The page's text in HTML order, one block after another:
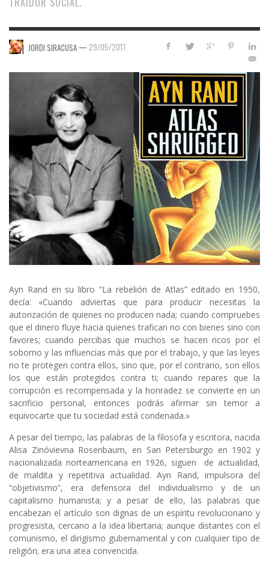
JORDI SIRACUSA — 29/05/2017
Ayn Rand en su libro “La rebelión de Atlas” editado en 1950,
decía: «Cuando adviertas que para producir necesitas la
autorización de quienes no producen nada; cuando compruebes
que el dinero fluye hacia quienes trafican no con bienes sino con
favores; cuando percibas que muchos se hacen ricos por el
soborno y las influencias más que por el trabajo, y que las leyes
no te protegen contra ellos, sino que, por el contrario, son ellos
los que están protegidos contra ti; cuando repares que la
corrupción es recompensada y la honradez se convierte en un
sacrificio personal, entonces podrás afirmar sin temor a
equivocarte que tu sociedad está condenada.»
A pesar del tiempo, las palabras de la filosofa y escritora, nacida
Alisa Zinóvievna Rosenbaum, en San Petersburgo en 1902 y
nacionalizada norteamericana en 1926, siguen de actualidad,
de maldita y repetitiva actualidad. Ayn Rand, impulsora del
“objetivismo”, era defensora del individualismo y de un
capitalismo humanista; y a pesar de ello, las palabras que
encabezan el artículo son dignas de un espíritu revolucionario y
progresista, cercano a la idea libertaria; aunque distantes con el
comunismo, el dirigismo gubernamental y con cualquier tipo de
religión; era una atea convencida.